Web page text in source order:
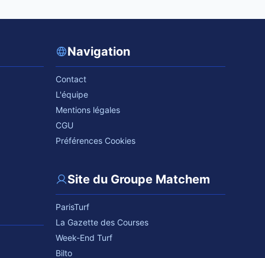
Navigation
Contact
L'équipe
Mentions légales
CGU
Préférences Cookies
Site du Groupe Matchem
ParisTurf
La Gazette des Courses
Week-End Turf
Bilto